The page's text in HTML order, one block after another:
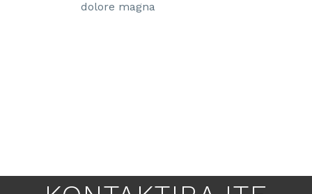
dolore magna